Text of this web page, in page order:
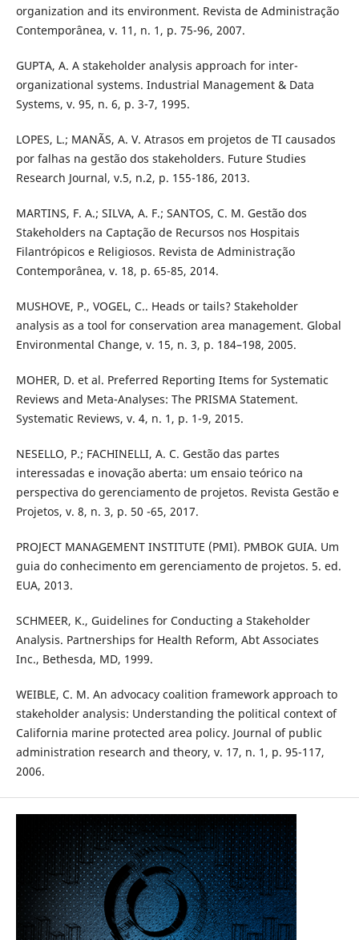
organization and its environment. Revista de Administração
Contemporânea, v. 11, n. 1, p. 75-96, 2007.
GUPTA, A. A stakeholder analysis approach for inter-
organizational systems. Industrial Management & Data
Systems, v. 95, n. 6, p. 3-7, 1995.
LOPES, L.; MANÃS, A. V. Atrasos em projetos de TI causados
por falhas na gestão dos stakeholders. Future Studies
Research Journal, v.5, n.2, p. 155-186, 2013.
MARTINS, F. A.; SILVA, A. F.; SANTOS, C. M. Gestão dos
Stakeholders na Captação de Recursos nos Hospitais
Filantrópicos e Religiosos. Revista de Administração
Contemporânea, v. 18, p. 65-85, 2014.
MUSHOVE, P., VOGEL, C.. Heads or tails? Stakeholder
analysis as a tool for conservation area management. Global
Environmental Change, v. 15, n. 3, p. 184–198, 2005.
MOHER, D. et al. Preferred Reporting Items for Systematic
Reviews and Meta-Analyses: The PRISMA Statement.
Systematic Reviews, v. 4, n. 1, p. 1-9, 2015.
NESELLO, P.; FACHINELLI, A. C. Gestão das partes
interessadas e inovação aberta: um ensaio teórico na
perspectiva do gerenciamento de projetos. Revista Gestão e
Projetos, v. 8, n. 3, p. 50 -65, 2017.
PROJECT MANAGEMENT INSTITUTE (PMI). PMBOK GUIA. Um
guia do conhecimento em gerenciamento de projetos. 5. ed.
EUA, 2013.
SCHMEER, K., Guidelines for Conducting a Stakeholder
Analysis. Partnerships for Health Reform, Abt Associates
Inc., Bethesda, MD, 1999.
WEIBLE, C. M. An advocacy coalition framework approach to
stakeholder analysis: Understanding the political context of
California marine protected area policy. Journal of public
administration research and theory, v. 17, n. 1, p. 95-117,
2006.